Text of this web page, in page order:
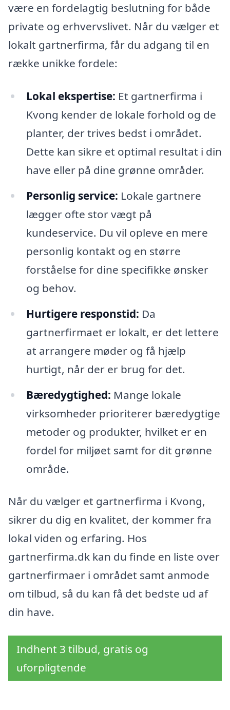
være en fordelagtig beslutning for både
private og erhvervslivet. Når du vælger et
lokalt gartnerfirma, får du adgang til en
række unikke fordele:
Lokal ekspertise: Et gartnerfirma i
Kvong kender de lokale forhold og de
planter, der trives bedst i området.
Dette kan sikre et optimal resultat i din
have eller på dine grønne områder.
Personlig service: Lokale gartnere
lægger ofte stor vægt på
kundeservice. Du vil opleve en mere
personlig kontakt og en større
forståelse for dine specifikke ønsker
og behov.
Hurtigere responstid: Da
gartnerfirmaet er lokalt, er det lettere
at arrangere møder og få hjælp
hurtigt, når der er brug for det.
Bæredygtighed: Mange lokale
virksomheder prioriterer bæredygtige
metoder og produkter, hvilket er en
fordel for miljøet samt for dit grønne
område.
Når du vælger et gartnerfirma i Kvong,
sikrer du dig en kvalitet, der kommer fra
lokal viden og erfaring. Hos
gartnerfirma.dk kan du finde en liste over
gartnerfirmaer i området samt anmode
om tilbud, så du kan få det bedste ud af
din have.
Indhent 3 tilbud, gratis og
uforpligtende